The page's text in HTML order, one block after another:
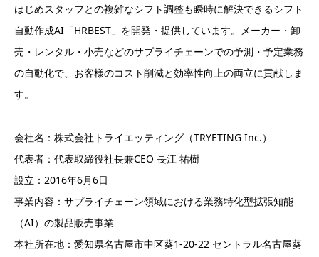
はじめスタッフとの複雑なシフト調整も瞬時に解決できるシフト
自動作成AI「HRBEST」を開発・提供しています。メーカー・卸
売・レンタル・小売などのサプライチェーンでの予測・予定業務
の自動化で、お客様のコスト削減と効率性向上の両立に貢献しま
す。
会社名：株式会社トライエッティング（TRYETING Inc.）
代表者：代表取締役社長兼CEO 長江 祐樹
設立：2016年6月6日
事業内容：サプライチェーン領域における業務特化型拡張知能
（AI）の製品販売事業
本社所在地：愛知県名古屋市中区葵1-20-22 セントラル名古屋葵